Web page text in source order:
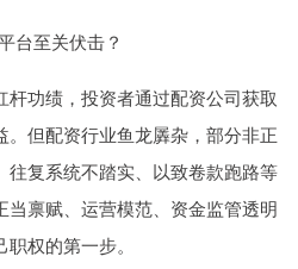
台至关伏击？
功绩，投资者通过配资公司获取
但配资行业鱼龙羼杂，部分非正
复系统不踏实、以致卷款跑路等
当禀赋、运营模范、资金监管透明
权的第一步。